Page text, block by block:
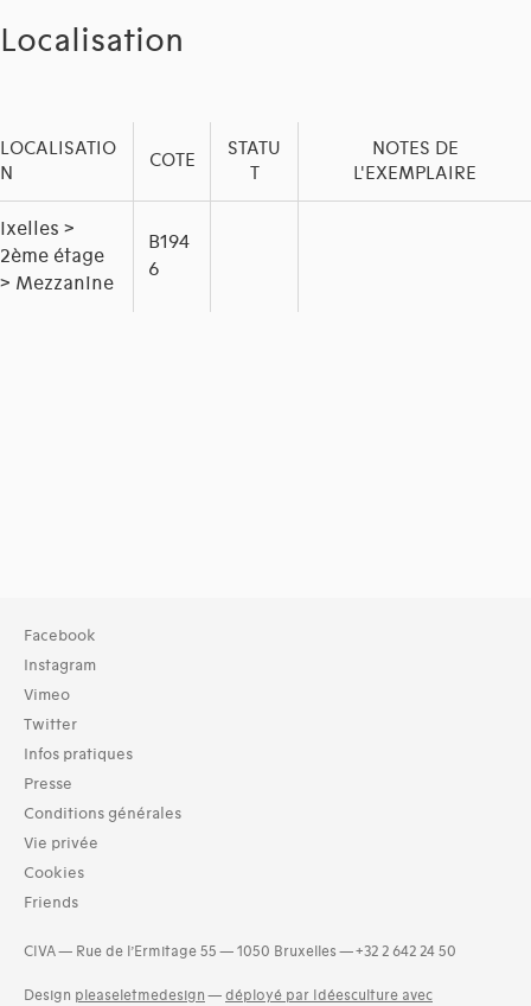
Localisation
LOCALISATIO
N
COTE
STATU
T
NOTES DE
L'EXEMPLAIRE
Ixelles >
2ème étage
> Mezzanine
B194
6
Facebook
Instagram
Vimeo
Twitter
Infos pratiques
Presse
Conditions générales
Vie privée
Cookies
Friends
CIVA — Rue de l’Ermitage 55 — 1050 Bruxelles — +32 2 642 24 50
Design pleaseletmedesign — déployé par Idéesculture avec